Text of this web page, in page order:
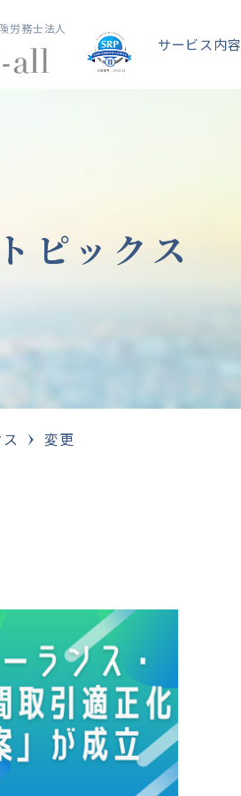
労務士法人
サービス内容
トピックス
変更